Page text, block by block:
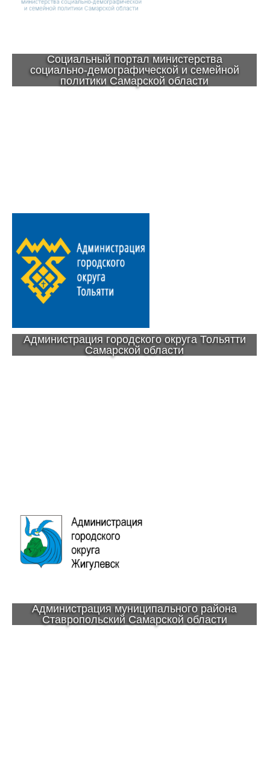
Социальный портал министерства
социально-демографической и семейной
политики Самарской области
Администрация городского округа Тольятти
Самарской области
Администрация муниципального района
Ставропольский Самарской области